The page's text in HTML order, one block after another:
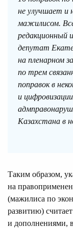
не улучшает и
мажилисом.
редакционный
депутат
на пленарном
по трем
поправок в
и
Казахстана в
Таким образом,
на
(мажилиса по
развитию)
и дополнениями,